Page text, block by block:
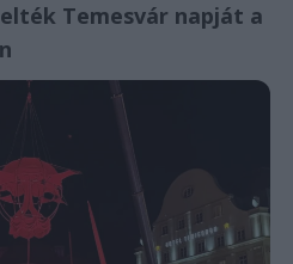
Temesvár napját a